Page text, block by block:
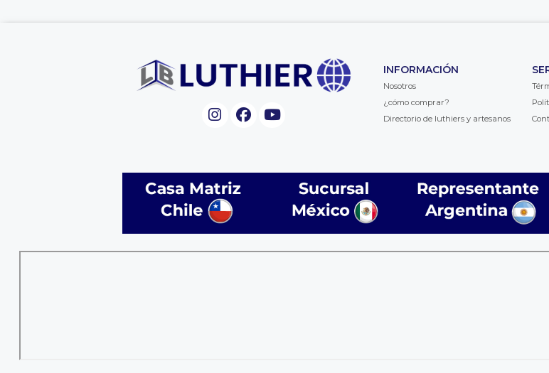
INFORMACIÓN
Nosotros
¿cómo comprar?
Directorio de luthiers y artesanos